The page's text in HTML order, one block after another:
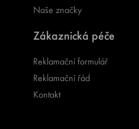
Naše značky
Zákaznická péče
Reklamační formulář
Reklamační řád
Kontakt